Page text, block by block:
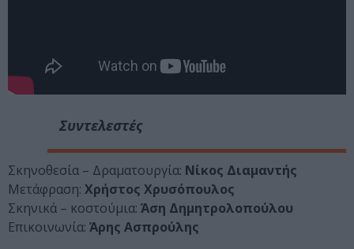
Συντελεστές
Σκηνοθεσία – Δραματουργία: Νίκος Διαμαντής
Μετάφραση: Χρήστος Χρυσόπουλος
Σκηνικά – κοστούμια: Άση Δημητρολοπούλου
Επικοινωνία: Άρης Ασπρούλης